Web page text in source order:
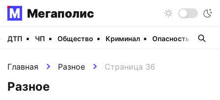
Мегаполис
ДТП ЧП Общество Криминал Опасность
Главная Разное Страница 36
Разное